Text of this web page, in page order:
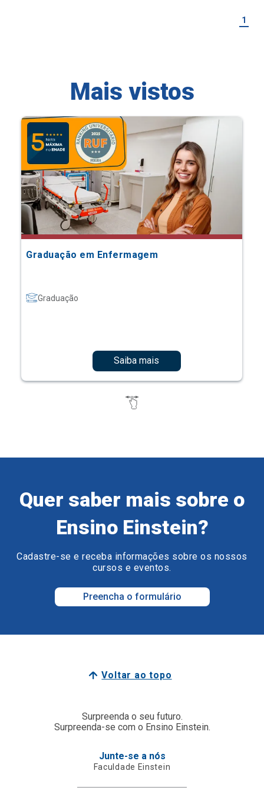
1
Mais vistos
Graduação em Enfermagem
Graduação
Saiba mais
Quer saber mais sobre o
Ensino Einstein?
Cadastre-se e receba informações sobre os nossos
cursos e eventos.
Preencha o formulário
Voltar ao topo
Surpreenda o seu futuro.
Surpreenda-se com o Ensino Einstein.
Junte-se a nós
Faculdade Einstein